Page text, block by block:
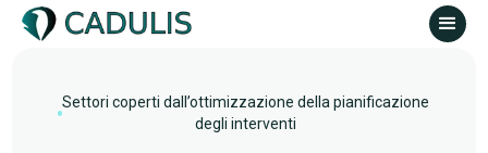
Settori coperti dall’ottimizzazione della pianificazione
degli interventi